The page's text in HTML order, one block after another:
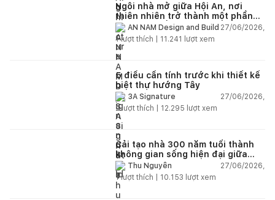
Ngôi nhà mở giữa Hội An, nơi
thiên nhiên trở thành một phần
của cuộc sống
AN NAM Design and Build 27/06/2026,
1lượt thích | 11.241 lượt xem
5 điều cần tính trước khi thiết kế
biệt thự hướng Tây
3A Signature
27/06/2026,
2lượt thích | 12.295 lượt xem
Cải tạo nhà 300 năm tuổi thành
không gian sống hiện đại giữa
thiên nhiên
Thu Nguyễn
27/06/2026,
1lượt thích | 10.153 lượt xem